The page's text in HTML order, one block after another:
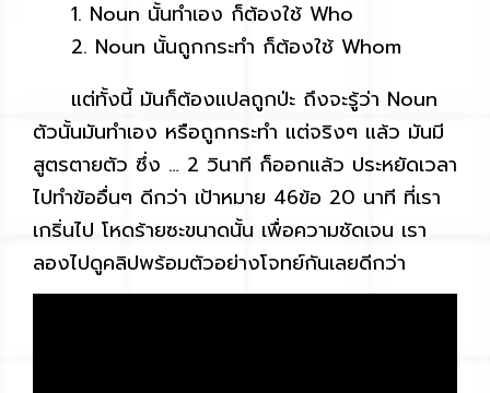
1. Noun นั้นทำเอง ก็ต้องใช้ Who
2. Noun นั้นถูกกระทำ ก็ต้องใช้ Whom
แต่ทั้งนี้ มันก็ต้องแปลถูกป่ะ ถึงจะรู้ว่า Noun
ตัวนั้นมันทำเอง หรือถูกกระทำ แต่จริงๆ แล้ว มันมี
สูตรตายตัว ซึ่ง … 2 วินาที ก็ออกแล้ว ประหยัดเวลา
ไปทำข้ออื่นๆ ดีกว่า เป้าหมาย 46ข้อ 20 นาที ที่เรา
เกริ่นไป โหดร้ายซะขนาดนั้น เพื่อความชัดเจน เรา
ลองไปดูคลิปพร้อมตัวอย่างโจทย์กันเลยดีกว่า